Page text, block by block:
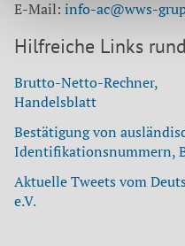
E-Mail: info-ac@wws-
Hilfreiche Links
Brutto-Netto-Rechner,
Handelsblatt
Bestätigung von
Identifikationsnummern,
Aktuelle Tweets vom
e.V.